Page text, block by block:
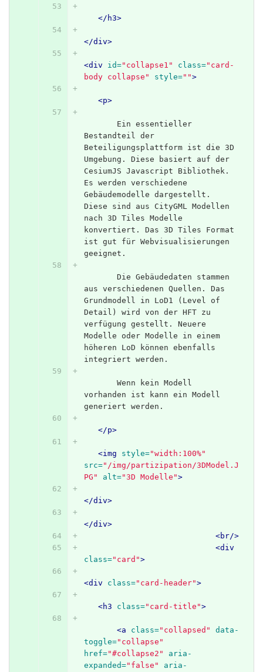
</h3>
</div>
<div id="collapse1" class="card-
body collapse"
style="">
<p>
       Ein essentieller
Bestandteil der
Beteiligungsplattform ist die 3D
Umgebung. Diese basiert auf der
CesiumJS Javascript Bibliothek.
Es werden verschiedene
Gebäudemodelle dargestellt.
Diese sind aus CityGML Modellen
nach 3D Tiles Modelle
konvertiert. Das 3D Tiles Format
ist gut für Webvisualisierungen
geeignet.
       Die Gebäudedaten stammen
aus verschiedenen Quellen. Das
Grundmodell in LoD1 (Level of
Detail) wird von der HFT zu
verfügung gestellt. Neuere
Modelle oder Modelle in einem
höheren LoD können ebenfalls
integriert werden.
       Wenn kein Modell
vorhanden ist kann ein Modell
generiert werden.
</p>
<img style="width:100%"
src="/img/partizipation/3DModel.J
PG"
alt="3D Modelle">
</div>
</div>
<br/>
<div
class="card">
<div class="card-header">
<h3 class="card-title">
<a class="collapsed"
data-
toggle="collapse"
href="#collapse2"
aria-
expanded="false" aria-